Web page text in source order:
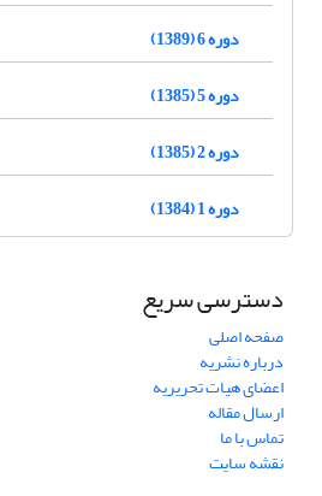
دوره 6 (1389)
دوره 5 (1385)
دوره 2 (1385)
دوره 1 (1384)
دسترسی سریع
صفحه اصلی
درباره نشریه
اعضای هیات تحریریه
ارسال مقاله
تماس با ما
نقشه سایت